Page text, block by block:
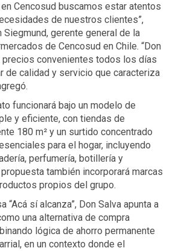
Cencosud buscamos estar atentos
de nuestros clientes”,
Siegmund, gerente general de la
de Cencosud en Chile. “Don
precios convenientes todos los días
de calidad y servicio que caracteriza
funcionará bajo un modelo de
y eficiente, con tiendas de
180 m² y un surtido concentrado
para el hogar, incluyendo
perfumería, botillería y
también incorporará marcas
propios del grupo.
“Acá sí alcanza”, Don Salva apunta a
una alternativa de compra
lógica de ahorro permanente
en un contexto donde el